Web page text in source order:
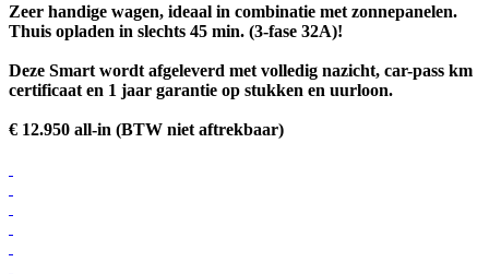
Zeer handige wagen, ideaal in combinatie met zonnepanelen.
Thuis opladen in slechts 45 min. (3-fase 32A)!
Deze Smart wordt afgeleverd met volledig nazicht, car-pass km
certificaat en 1 jaar garantie op stukken en uurloon.
€ 12.950 all-in (BTW niet aftrekbaar)